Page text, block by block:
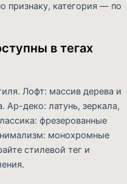
признаку, категория — по
в тегах
Лофт: массив дерева и
Ар-деко: латунь, зеркала,
фрезерованные
монохромные
стилевой тег и